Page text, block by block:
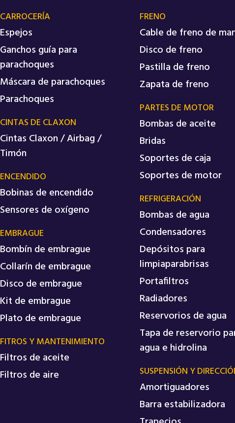
CARROCERÍA
Espejos
Ganchos guía para
parachoques
Máscara de parachoques
Parachoques
CINTAS DE CLAXON
Cintas Claxon / Airbag /
Timón
ENCENDIDO
Bobinas de encendido
Sensores de oxígeno
EMBRAGUE
Bombín de embrague
Collarín de embrague
Disco de embrague
Kit de embrague
Plato de embrague
FITROS Y MANTENIMIENTO
Filtros de aceite
Filtros de aire
FRENO
Cable de freno de
Disco de freno
Pastilla de freno
Zapata de freno
PARTES DE MOTOR
Bombas de aceite
Bridas
Soportes de caja
Soportes de motor
REFRIGERACIÓN
Bombas de agua
Condensadores
Depósitos para
limpiaparabrisas
Portafiltros
Radiadores
Reservorios de agua
Tapa de reservorio
agua e hidrolina
SUSPENSIÓN Y
Amortiguadores
Barra estabilizadora